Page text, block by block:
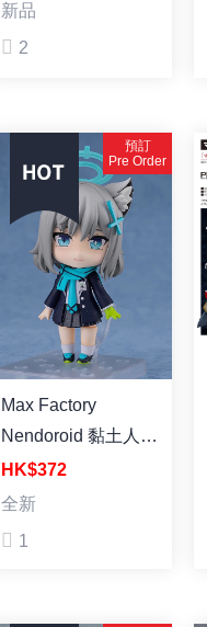
新品
2
預訂
Pre Order
Max Factory
Nendoroid 黏土人
No.2265《蔚藍檔
案》砂狼白子 (再販)
HK$372
全新
1